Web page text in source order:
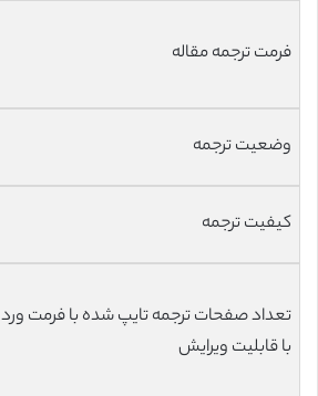
فرمت ترجمه مقاله
وضعیت ترجمه
کیفیت ترجمه
تعداد صفحات ترجمه تایپ شده با فرمت ورد
با قابلیت ویرایش